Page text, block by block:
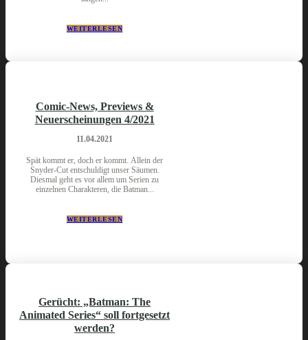
WEITERLESEN
Comic-News, Previews &
Neuerscheinungen 4/2021
11.04.2021
Spät kommt er, doch er kommt. Allein der
Snyder-Cut entschuldigt unser Säumen.
Diesmal geht es vor allem um Serien zu
einzelnen Charakteren, die Batman...
WEITERLESEN
Gerücht: „Batman: The
Animated Series“ soll fortgesetzt
werden?